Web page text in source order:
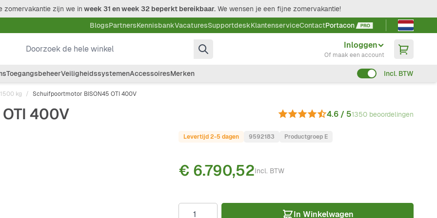
zomervakantie zijn we in week 31 en week 32 beperkt bereikbaar. We wensen je een fijne zomervakantie!
BlogsPartnersKennisbankVacaturesSupportdeskKlantenserviceContactPortacon
Taal kiezen
Doorzoek de hele winkel
Inloggen
Of maak een account
ToegangsbeheerVeiligheidssystemenAccessoiresMerken Incl. BTW
kg / Schuifpoortmotor BISON45 OTI 400V
400V 4.6 / 51350 beoordelingen
Levertijd 2-5 dagen 9592183 Productgroep E
Incl. BTW
€ 6.790,52
In Winkelwagen